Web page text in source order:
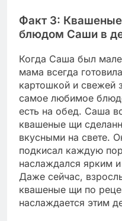
Факт 3:
блюдом Саши в
Когда Саша был
мама всегда
картошкой и свежей
самое любимое
есть на обед. Саша
квашеные щи
вкусными на свете.
подкисал каждую
наслаждался ярким
Даже сейчас,
квашеные щи по
наслаждается этим